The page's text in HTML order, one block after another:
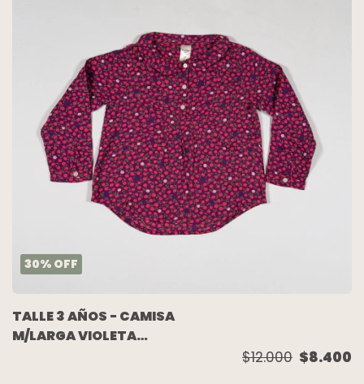
30% OFF
TALLE 3 AÑOS - CAMISA
M/LARGA VIOLETA
$12.000 $8.400